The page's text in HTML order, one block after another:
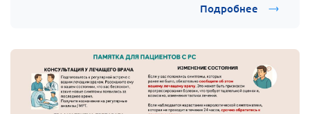
Подробнее